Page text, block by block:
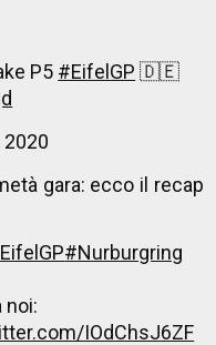
P5 #EifelGP 🇩🇪
2020
gara: ecco il recap
#Nurburgring
noi:
IOdChsJ6ZF